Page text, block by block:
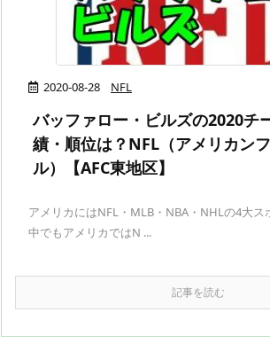
2020-08-28 NFL
バッファロー・ビルズの2020チ
績・順位は？NFL（アメリカン
ル）【AFC東地区】
アメリカにはNFL・MLB・NBA・NHLの4大ス
中でもアメリカではN ...
記事を読む